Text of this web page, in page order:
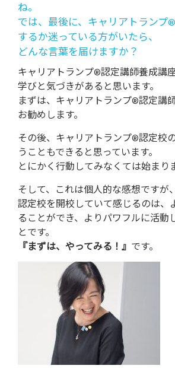
ね。
では、最後に、キャリアトランプ
するか迷っている方がいたら、
どんな言葉を届けますか？
キャリアトランプ®認定講師養成講
学びと気づきがあると思います。
まずは、キャリアトランプ®認定講
お勧めします。
その後、キャリアトランプ®認定校
うこともできると思っています。
とにかく行動してみなくては始まり
そして、これは個人的な感想ですが
認定校を開校していて感じるのは、
ることができ、よりパワフルに活動
とです。
『まずは、やってみる！』 です。